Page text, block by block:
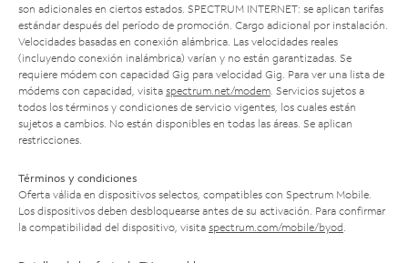
son adicionales en ciertos estados. SPECTRUM INTERNET: se aplican tarifas
estándar después del período de promoción. Cargo adicional por instalación.
Velocidades basadas en conexión alámbrica. Las velocidades reales
(incluyendo conexión inalámbrica) varían y no están garantizadas. Se
requiere módem con capacidad Gig para velocidad Gig. Para ver una lista de
módems con capacidad, visita spectrum.net/modem . Servicios sujetos a
todos los términos y condiciones de servicio vigentes, los cuales están
sujetos a cambios. No están disponibles en todas las áreas. Se aplican
restricciones.
Términos y condiciones
Oferta válida en dispositivos selectos, compatibles con Spectrum Mobile.
Los dispositivos deben desbloquearse antes de su activación. Para confirmar
la compatibilidad del dispositivo, visita spectrum.com/mobile/byod